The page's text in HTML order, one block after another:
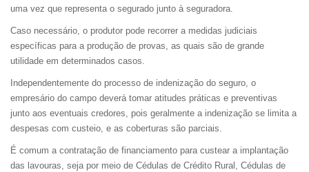
uma vez que representa o segurado junto à seguradora.
Caso necessário, o produtor pode recorrer a medidas judiciais
específicas para a produção de provas, as quais são de grande
utilidade em determinados casos.
Independentemente do processo de indenização do seguro, o
empresário do campo deverá tomar atitudes práticas e preventivas
junto aos eventuais credores, pois geralmente a indenização se limita a
despesas com custeio, e as coberturas são parciais.
É comum a contratação de financiamento para custear a implantação
das lavouras, seja por meio de Cédulas de Crédito Rural, Cédulas de